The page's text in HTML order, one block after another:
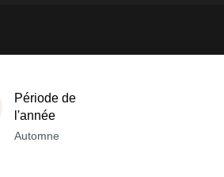
Période de
l'année
Automne